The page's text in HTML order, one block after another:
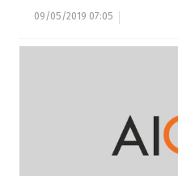
09/05/2019 07:05